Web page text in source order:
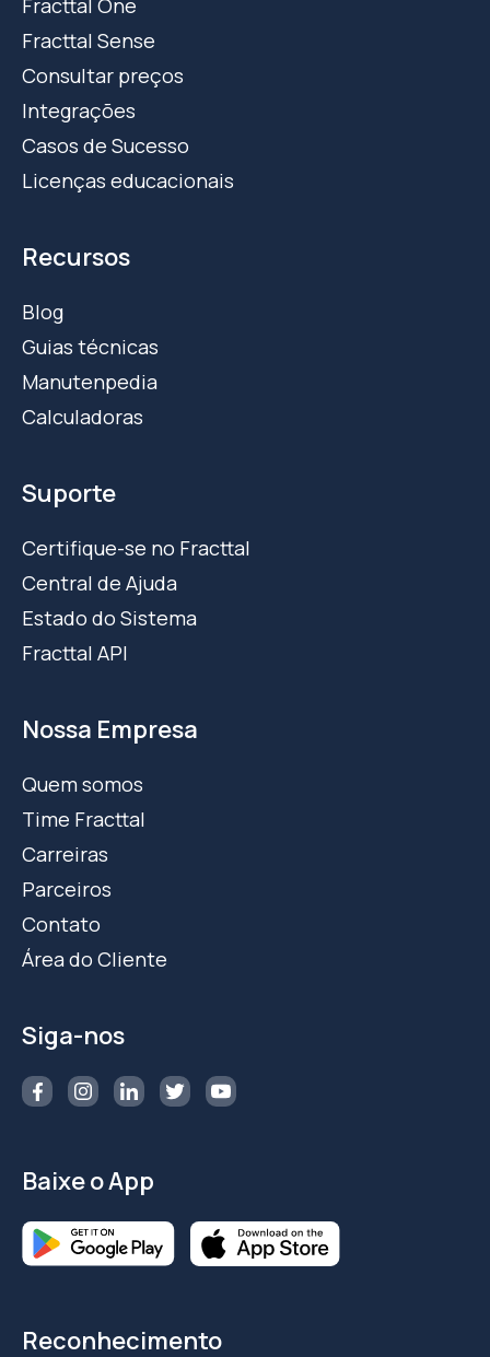
Fracttal One
Fracttal Sense
Consultar preços
Integrações
Casos de Sucesso
Licenças educacionais
Recursos
Blog
Guias técnicas
Manutenpedia
Calculadoras
Suporte
Certifique-se no Fracttal
Central de Ajuda
Estado do Sistema
Fracttal API
Nossa Empresa
Quem somos
Time Fracttal
Carreiras
Parceiros
Contato
Área do Cliente
Siga-nos
Baixe o App
Reconhecimento